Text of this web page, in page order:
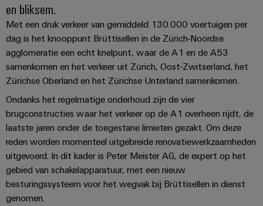
Datacenter
Oplossingen
en
producten
voor
datacenters
efficiënt,
betrouwbaar,
schaalbaar
Energieopslag
Oplossingen
en
producten
microgrids
u-
OS
edge
computing
Industrial
5G
Single
Pair
Ethernet
Behuizingssystemen
en
componenten
Kabelinvoersystemen
en
-
componenten
Aansluitkabels,
patchkabels
en
kabels
kabelassemblages
Fast
Delivery
Service
Advies
en
digitale
engineering
Connectivity
eShop
Aanvraag
van
catalogi
Prijslijst
Acties
Speciale
aanbiedingen
Bedrijf
Feiten
en
cijfers
Duurzaamheid
Locaties
Managementinformatie
en
certificaten
Orange
Mag
Carrière
Studenten
BEZOEK
OVERZICHT
en bliksem.
Met een druk verkeer van gemiddeld 130.000 voertuigen per
dag is het knooppunt Brüttisellen in de Zürich-Noordse
agglomeratie een echt knelpunt, waar de A1 en de A53
samenkomen en het verkeer uit Zürich, Oost-Zwitserland, het
Zürichse Oberland en het Zürichse Unterland samenkomen.
Ondanks het regelmatige onderhoud zijn de vier
brugconstructies waar het verkeer op de A1 overheen rijdt, de
laatste jaren onder de toegestane limieten gezakt. Om deze
reden worden momenteel uitgebreide renovatiewerkzaamheden
uitgevoerd. In dit kader is Peter Meister AG, de expert op het
gebied van schakelapparatuur, met een nieuw
besturingssysteem voor het wegvak bij Brüttisellen in dienst
genomen.